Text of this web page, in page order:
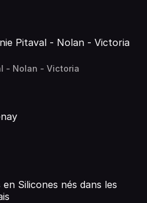
Pitaval - Nolan - Victoria
- Nolan - Victoria
Silicones nés dans les